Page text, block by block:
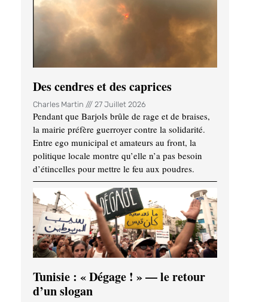
Des cendres et des caprices
Charles Martin 27 Juillet 2026
Pendant que Barjols brûle de rage et de braises,
la mairie préfère guerroyer contre la solidarité.
Entre ego municipal et amateurs au front, la
politique locale montre qu’elle n’a pas besoin
d’étincelles pour mettre le feu aux poudres.
Tunisie : « Dégage ! » — le retour
d’un slogan